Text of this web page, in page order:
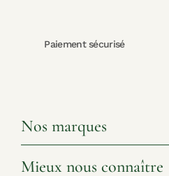
Paiement sécurisé
Nos marques
Mieux nous connaître